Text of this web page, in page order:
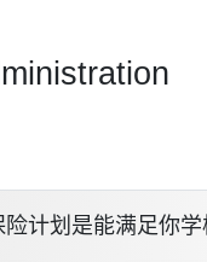
计划是能满足你学